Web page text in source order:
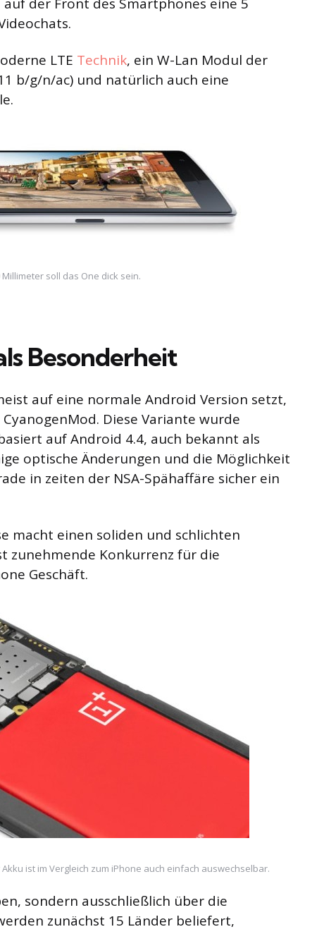
LTE Technik, ein W-Lan Modul der
b/g/n/ac) und natürlich auch eine
soll das One dick sein.
Besonderheit
auf eine normale Android Version setzt,
Diese Variante wurde
auf Android 4.4, auch bekannt als
optische Änderungen und die Möglichkeit
in zeiten der NSA-Spähaffäre sicher ein
macht einen soliden und schlichten
zunehmende Konkurrenz für die
Geschäft.
ist im Vergleich zum iPhone auch einfach auswechselbar.
sondern ausschließlich über die
zunächst 15 Länder beliefert,